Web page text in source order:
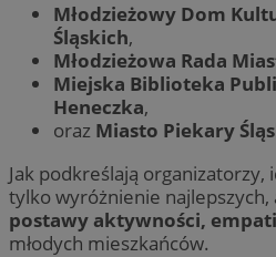
Młodzieżowy Dom
Śląskich,
Młodzieżowa Rada
Miejska Biblioteka
Heneczka,
oraz Miasto Piekary
Jak podkreślają organizatorzy,
tylko wyróżnienie najlepszych,
postawy aktywności,
młodych mieszkańców.